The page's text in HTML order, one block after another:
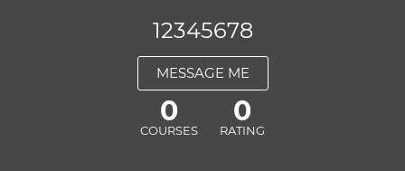
12345678
MESSAGE ME
0
COURSES
0
RATING